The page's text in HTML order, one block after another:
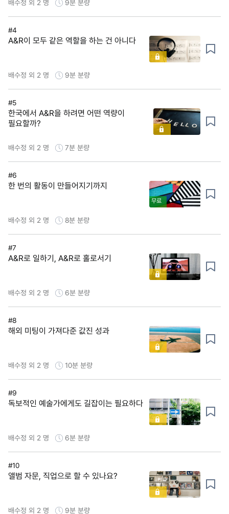
배수정 외 2 명 9분 분량
#4
A&R이 모두 같은 역할을 하는 건 아니다
배수정 외 2 명 9분 분량
#5
한국에서 A&R을 하려면 어떤 역량이
필요할까?
배수정 외 2 명 7분 분량
#6
한 번의 활동이 만들어지기까지
무료
배수정 외 2 명 8분 분량
#7
A&R로 일하기, A&R로 홀로서기
배수정 외 2 명 6분 분량
#8
해외 미팅이 가져다준 값진 성과
배수정 외 2 명 10분 분량
#9
독보적인 예술가에게도 길잡이는 필요하다
배수정 외 2 명 6분 분량
#10
앨범 자문, 직업으로 할 수 있나요?
배수정 외 2 명 9분 분량